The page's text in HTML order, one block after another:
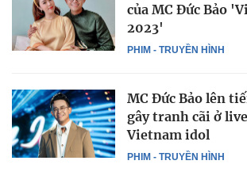
PHIM - TRUYỀN HÌNH
của MC Đức Bảo
2023'
PHIM - TRUYỀN HÌNH
MC Đức Bảo lên
gây tranh cãi ở
Vietnam idol